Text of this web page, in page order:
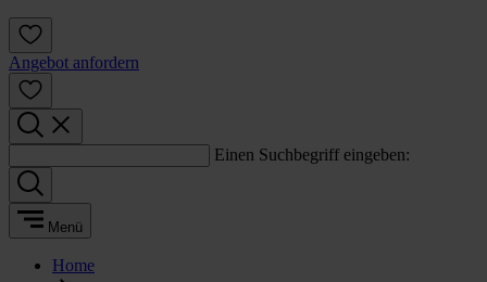
Angebot anfordern
Einen Suchbegriff eingeben:
Menü
Home